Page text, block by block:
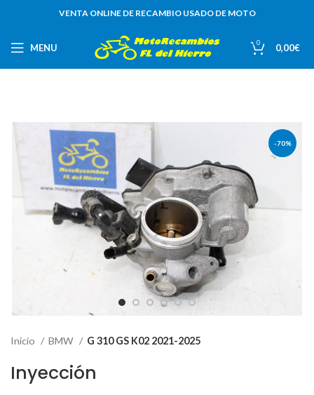
VENTA ONLINE DE RECAMBIO USADO DE MOTO
MENU 0 0,00€
-70%
Inicio BMW G 310 GS K02 2021-2025
Inyección